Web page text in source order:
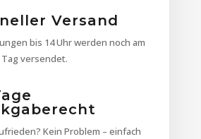
Versand
bis 14 Uhr werden noch am
versendet.
Kein Problem – einfach